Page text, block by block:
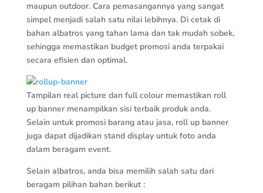
maupun outdoor. Cara pemasangannya yang sangat
simpel menjadi salah satu nilai lebihnya. Di cetak di
bahan albatros yang tahan lama dan tak mudah sobek,
sehingga memastikan budget promosi anda terpakai
secara efisien dan optimal.
Tampilan real picture dan full colour memastikan roll
up banner menampilkan sisi terbaik produk anda.
Selain untuk promosi barang atau jasa, roll up banner
juga dapat dijadikan stand display untuk foto anda
dalam beragam event.
Selain albatros, anda bisa memilih salah satu dari
beragam pilihan bahan berikut :